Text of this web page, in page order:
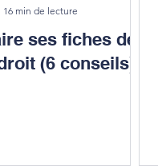
ses fiches de
(6 conseils)
16 min de lecture